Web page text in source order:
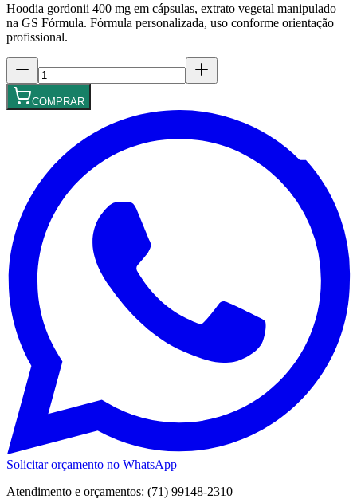
Hoodia gordonii 400 mg em cápsulas, extrato vegetal manipulado
na GS Fórmula. Fórmula personalizada, uso conforme orientação
profissional.
COMPRAR
Solicitar orçamento no WhatsApp
Atendimento e orçamentos: (71) 99148-2310